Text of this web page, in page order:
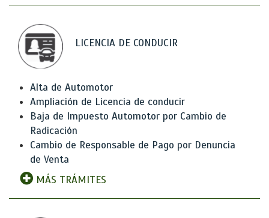
LICENCIA DE CONDUCIR
Alta de Automotor
Ampliación de Licencia de conducir
Baja de Impuesto Automotor por Cambio de
Radicación
Cambio de Responsable de Pago por Denuncia
de Venta
MÁS TRÁMITES